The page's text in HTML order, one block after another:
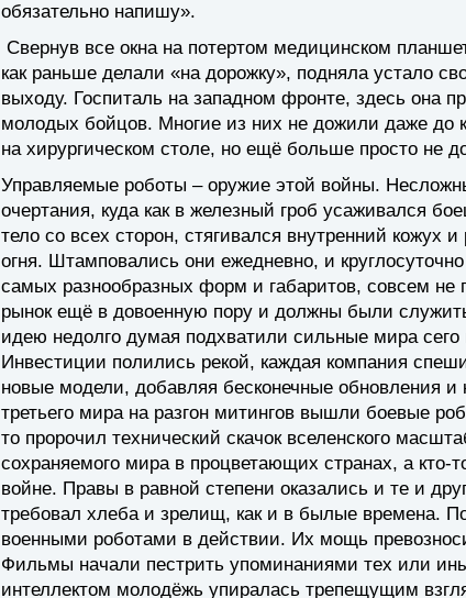
обязательно напишу».
Свернув все окна на потертом медицинском
как раньше делали «на дорожку», подняла устало
выходу. Госпиталь на западном фронте, здесь она
молодых бойцов. Многие из них не дожили даже до
на хирургическом столе, но ещё больше просто не
Управляемые роботы – оружие этой войны.
очертания, куда как в железный гроб усаживался
тело со всех сторон, стягивался внутренний кожух
огня. Штамповались они ежедневно, и
самых разнообразных форм и габаритов, совсем
рынок ещё в довоенную пору и должны были
идею недолго думая подхватили сильные мира
Инвестиции полились рекой, каждая компания
новые модели, добавляя бесконечные обновления и
третьего мира на разгон митингов вышли боевые
то пророчил технический скачок вселенского
сохраняемого мира в процветающих странах, а кто-
войне. Правы в равной степени оказались и те и
требовал хлеба и зрелищ, как и в былые времена.
военными роботами в действии. Их мощь
Фильмы начали пестрить упоминаниями тех или
интеллектом молодёжь упиралась трепещущим